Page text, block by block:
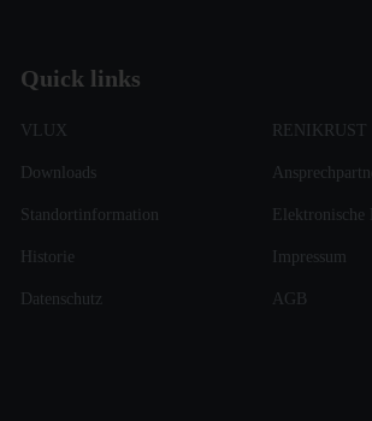
Quick links
VLUX RENIKRUST
Downloads
Standortinformation Elektronische
Historie Impressum
Datenschutz AGB